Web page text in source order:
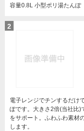
容量0.8L 小型ポリ湯たんぽ
2
電子レンジでチンするだけ
ぽです。大きさ2倍(当社比)
をサポート。ふわふわ素材
します。